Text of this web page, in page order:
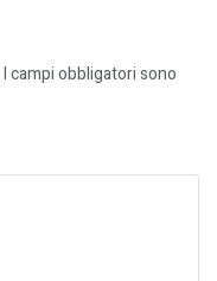
I campi obbligatori sono